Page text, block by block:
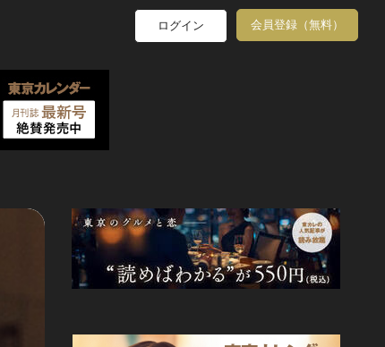
ログイン 会員登録（無料）